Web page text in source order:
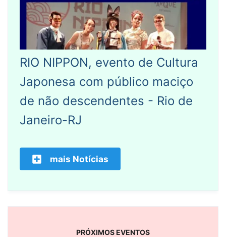
RIO NIPPON, evento de Cultura
Japonesa com público maciço
de não descendentes - Rio de
Janeiro-RJ
mais Notícias
PRÓXIMOS EVENTOS